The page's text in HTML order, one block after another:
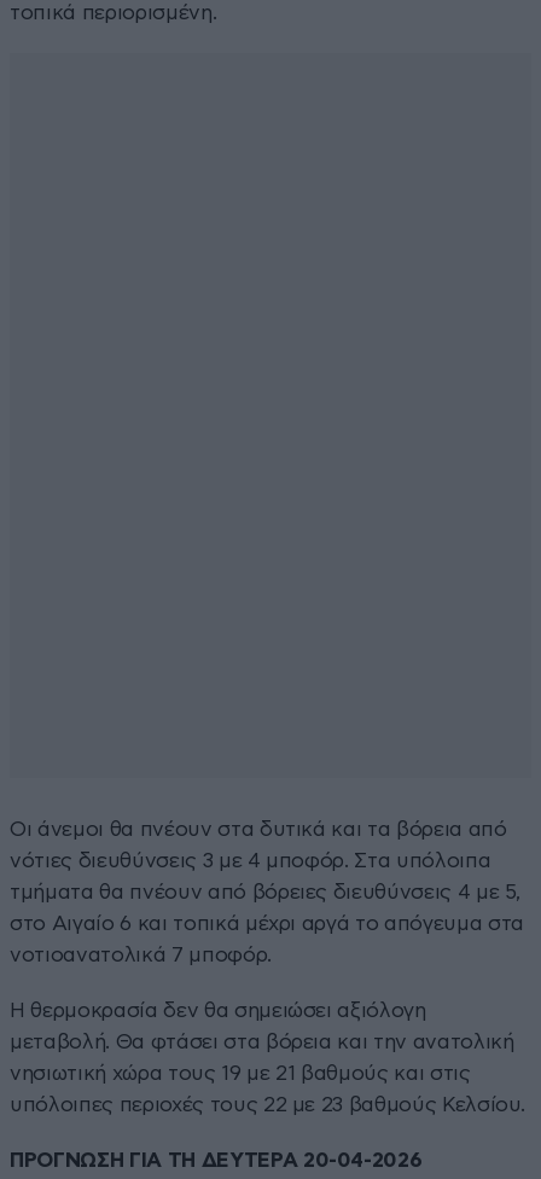
τοπικά περιορισμένη.
Οι άνεμοι θα πνέουν στα δυτικά και τα βόρεια από
νότιες διευθύνσεις 3 με 4 μποφόρ. Στα υπόλοιπα
τμήματα θα πνέουν από βόρειες διευθύνσεις 4 με 5,
στο Αιγαίο 6 και τοπικά μέχρι αργά το απόγευμα στα
νοτιοανατολικά 7 μποφόρ.
Η θερμοκρασία δεν θα σημειώσει αξιόλογη
μεταβολή. Θα φτάσει στα βόρεια και την ανατολική
νησιωτική χώρα τους 19 με 21 βαθμούς και στις
υπόλοιπες περιοχές τους 22 με 23 βαθμούς Κελσίου.
ΠΡΟΓΝΩΣΗ ΓΙΑ ΤΗ ΔΕΥΤΕΡΑ 20-04-2026